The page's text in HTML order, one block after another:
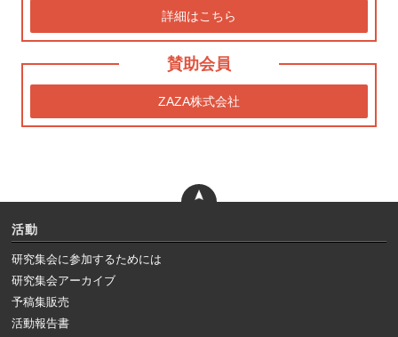
詳細はこちら
賛助会員
ZAZA株式会社
活動
研究集会に参加するためには
研究集会アーカイブ
予稿集販売
活動報告書